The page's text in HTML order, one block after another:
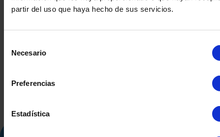
partir del uso que haya hecho de sus servicios.
Necesario
Preferencias
Estadística
NADEU 200F-1000 ACERO